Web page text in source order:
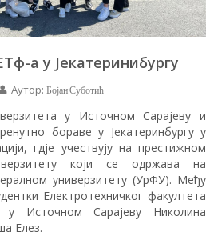
а у Јекатеринибургу
Аутор: Бојан Суботић
у Источном Сарајеву и
бораве у Јекатеринбургу у
гдје учествују на престижном
који се одржава на
универзитету (УрФУ). Међу
Електротехничког факултета
у Источном Сарајеву Николина
Елез.